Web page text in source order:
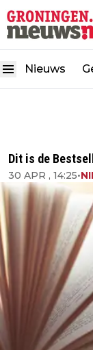
Nieuws
Dit is de
30 APR , 14:25•